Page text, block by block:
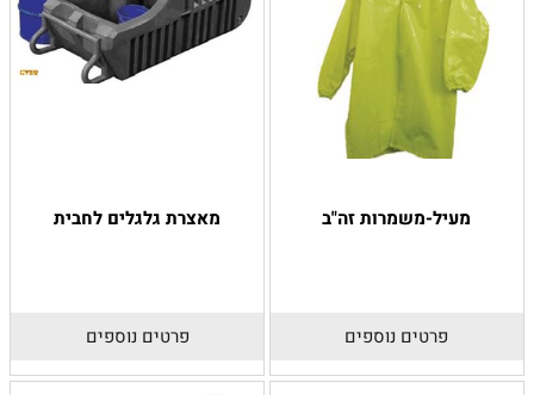
מעיל-משמרות זה"ב
פרטים נוספים
מאצרת גלגלים לחבית
פרטים נוספים